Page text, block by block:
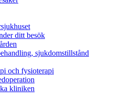
ditt besök
sjukdomstillstånd
och fysioterapi
kliniken